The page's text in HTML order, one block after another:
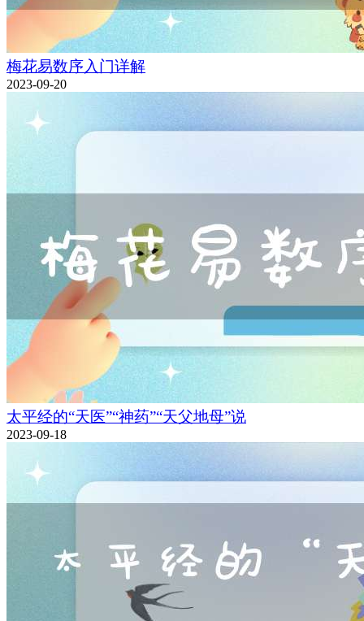
梅花易数序入门详解
2023-09-20
太平经的“天医”“神药”“天父地母”说
2023-09-18